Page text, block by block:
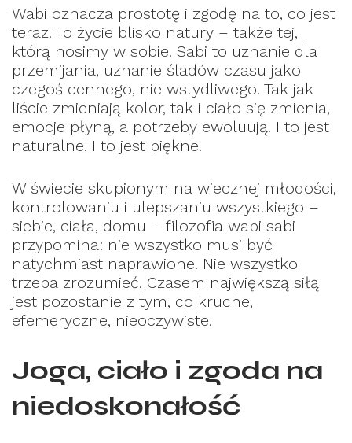
Wabi oznacza prostotę i zgodę na to, co jest
teraz. To życie blisko natury – także tej,
którą nosimy w sobie. Sabi to uznanie dla
przemijania, uznanie śladów czasu jako
czegoś cennego, nie wstydliwego. Tak jak
liście zmieniają kolor, tak i ciało się zmienia,
emocje płyną, a potrzeby ewoluują. I to jest
naturalne. I to jest piękne.
W świecie skupionym na wiecznej młodości,
kontrolowaniu i ulepszaniu wszystkiego –
siebie, ciała, domu – filozofia wabi sabi
przypomina: nie wszystko musi być
natychmiast naprawione. Nie wszystko
trzeba zrozumieć. Czasem największą siłą
jest pozostanie z tym, co kruche,
efemeryczne, nieoczywiste.
Joga, ciało i zgoda na
niedoskonałość